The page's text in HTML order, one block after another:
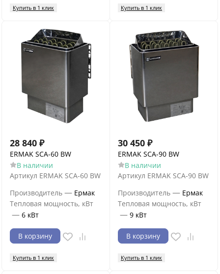
Купить в 1 клик Купить в 1 клик
28 840 ₽
ERMAK SCA-60 BW
В наличии
Артикул ERMAK SCA-60 BW
Производитель — Ермак
Тепловая мощность, кВт
— 6 кВт
В корзину
Купить в 1 клик
30 450 ₽
ERMAK SCA-90 BW
В наличии
Артикул ERMAK SCA-90 BW
Производитель — Ермак
Тепловая мощность, кВт
— 9 кВт
В корзину
Купить в 1 клик